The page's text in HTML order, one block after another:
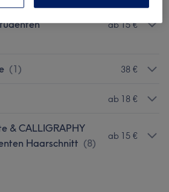
Rasur & Waxing &
ab 15 €
(1) 38 €
ab 18 €
& CALLIGRAPHY
Haarschnitt (8)
ab 15 €